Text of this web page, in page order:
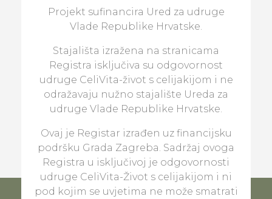
Projekt sufinancira Ured za udruge
Vlade Republike Hrvatske.
Stajališta izražena na stranicama
Registra isključiva su odgovornost
udruge CeliVita-život s celijakijom i ne
odražavaju nužno stajalište Ureda za
udruge Vlade Republike Hrvatske.
Ovaj je Registar izrađen uz financijsku
podršku Grada Zagreba. Sadržaj ovoga
Registra u isključivoj je odgovornosti
udruge CeliVita-Život s celijakijom i ni
pod kojim se uvjetima ne može smatrati